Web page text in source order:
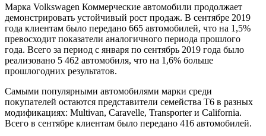
Марка Volkswagen Коммерческие автомобили продолжает
демонстрировать устойчивый рост продаж. В сентябре 2019
года клиентам было передано 665 автомобилей, что на 1,5%
превосходит показатели аналогичного периода прошлого
года. Всего за период с января по сентябрь 2019 года было
реализовано 5 462 автомобиля, что на 1,6% больше
прошлогодних результатов.
Самыми популярными автомобилями марки среди
покупателей остаются представители семейства Т6 в разных
модификациях: Multivan, Caravelle, Transporter и California.
Всего в сентябре клиентам было передано 416 автомобилей.